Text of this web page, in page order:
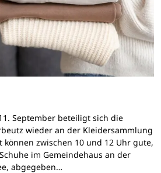
September beteiligt sich die
wieder an der Kleidersammlung
zwischen 10 und 12 Uhr gute,
im Gemeindehaus an der
abgegeben…